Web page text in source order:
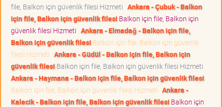
file, Balkon için güvenlik filesi Hizmeti Ankara - Çubuk - Balkon
için file, Balkon için güvenlik filesi Balkon için file, Balkon için
güvenlik filesi Hizmeti Ankara - Elmadağ - Balkon için file,
Balkon için güvenlik filesi Balkon için file, Balkon için güvenlik
filesi Hizmeti Ankara - Güdül - Balkon için file, Balkon için
güvenlik filesi Balkon için file, Balkon için güvenlik filesi Hizmeti
Ankara - Haymana - Balkon için file, Balkon için güvenlik filesi
Balkon için file, Balkon için güvenlik filesi Hizmeti Ankara -
Kalecik - Balkon için file, Balkon için güvenlik filesi Balkon için